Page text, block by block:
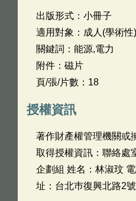
出版形式：小冊子
適用對象：成人(學術性)
關鍵詞：能源,電力
附件：磁片
頁/張/片數：18
授權資訊
著作財產權管理機關或
取得授權資訊：聯絡處
企劃組 姓名：林淑玟
址：台北巿復興北路2